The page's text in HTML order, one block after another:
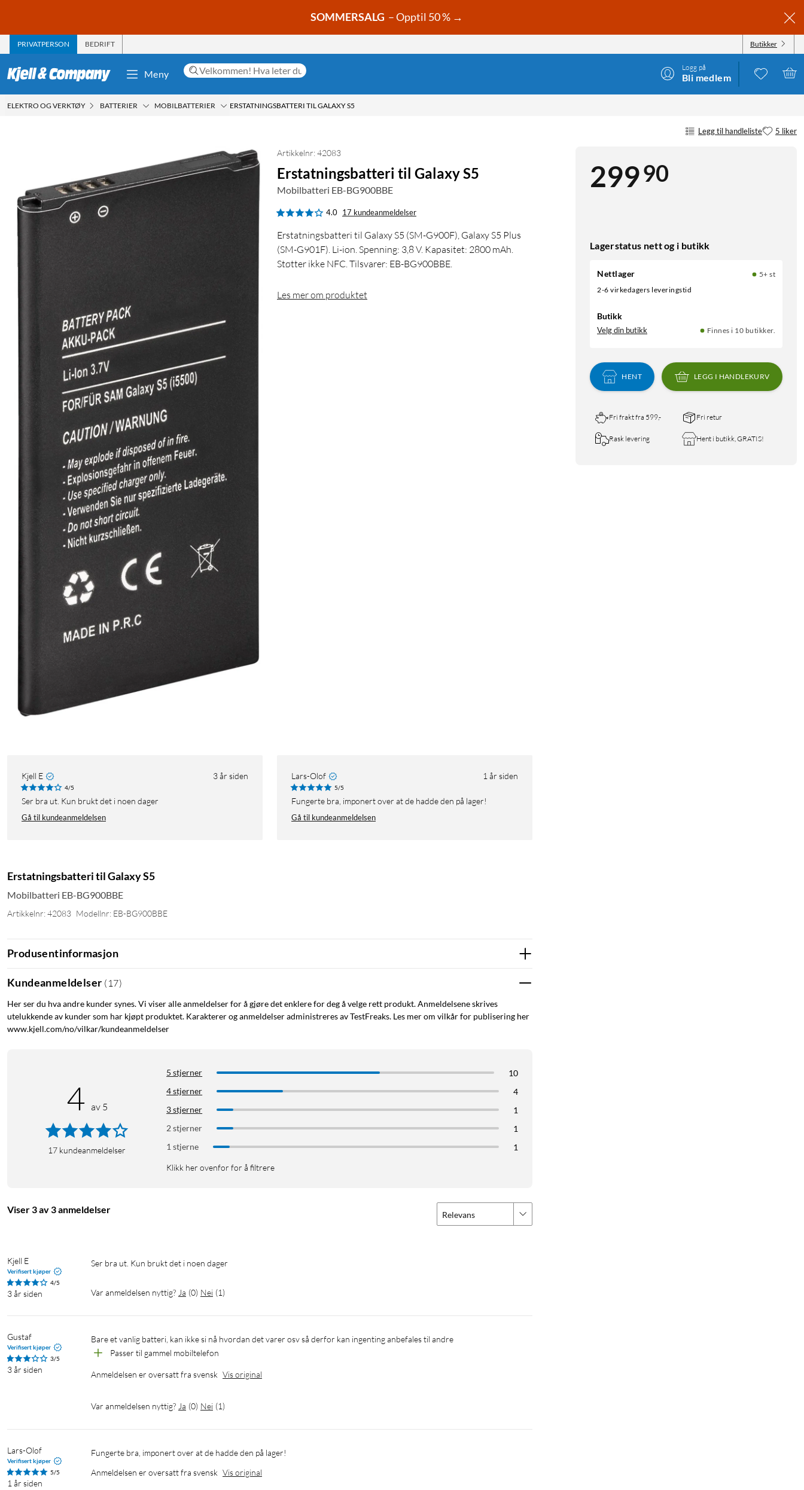
SOMMERSALG – Opptil 50 % →
PRIVATPERSON BEDRIFT Butikker
Meny
Logg på
Bli medlem
ELEKTRO OG VERKTØY BATTERIER MOBILBATTERIER ERSTATNINGSBATTERI TIL GALAXY S5
Legg til handleliste 5 liker
29990
Lagerstatus nett og i butikk
Nettlager
5+ st
2-6 virkedagers leveringstid
Butikk
Velg din butikk Finnes i 10 butikker.
HENT LEGG I HANDLEKURV
Fri frakt fra 599,- Fri retur
Rask levering Hent i butikk, GRATIS!
Artikkelnr: 42083
Erstatningsbatteri til Galaxy S5
Mobilbatteri EB-BG900BBE
4.0 17 kundeanmeldelser
Erstatningsbatteri til Galaxy S5 (SM-G900F), Galaxy S5 Plus
(SM-G901F). Li-ion. Spenning: 3,8 V. Kapasitet: 2800 mAh.
Støtter ikke NFC. Tilsvarer: EB-BG900BBE.
Les mer om produktet
Kjell E 3 år siden
4/5
Ser bra ut. Kun brukt det i noen dager
Gå til kundeanmeldelsen
Lars-Olof 1 år siden
5/5
Fungerte bra, imponert over at de hadde den på lager!
Gå til kundeanmeldelsen
Erstatningsbatteri til Galaxy S5
Mobilbatteri EB-BG900BBE
Artikkelnr: 42083 Modellnr: EB-BG900BBE
Produsentinformasjon
Kundeanmeldelser ( 17)
Her ser du hva andre kunder synes. Vi viser alle anmeldelser for å gjøre det enklere for deg å velge rett produkt. Anmeldelsene skrives
utelukkende av kunder som har kjøpt produktet. Karakterer og anmeldelser administreres av TestFreaks. Les mer om vilkår for publisering her
www.kjell.com/no/vilkar/kundeanmeldelser
4 av 5
17 kundeanmeldelser
5 stjerner
10
4 stjerner
4
3 stjerner
1
2 stjerner
1
1 stjerne
1
Klikk her ovenfor for å filtrere
Viser 3 av 3 anmeldelser Relevans
Kjell E
Verifisert kjøper
4/5
3 år siden
Ser bra ut. Kun brukt det i noen dager
Var anmeldelsen nyttig? Ja (0) Nei (1)
Gustaf
Verifisert kjøper
3/5
3 år siden
Bare et vanlig batteri, kan ikke si nå hvordan det varer osv så derfor kan ingenting anbefales til andre
Passer til gammel mobiltelefon
Anmeldelsen er oversatt fra svensk Vis original
Var anmeldelsen nyttig? Ja (0) Nei (1)
Lars-Olof
Verifisert kjøper
5/5
1 år siden
Anmeldelsen er oversatt fra svensk Vis original